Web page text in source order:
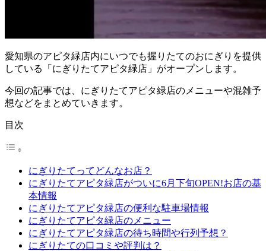
愛知県のアピタ緑店内にいつでも握りたてのおにぎりを提供
している「にぎりたてアピタ緑店」がオープンします。
今回の記事では、にぎりたてアピタ緑店のメニューや混雑予
想などをまとめていきます。
目次
にぎりたてってどんなお店？
にぎりたてアピタ緑店がついに6月下旬OPEN!お店の基
本情報
にぎりたてアピタ緑店の便利な駐車場情報
にぎりたてアピタ緑店のメニュー
にぎりたてアピタ緑店の待ち時間や行列予想？
にぎりたての口コミや評判は？